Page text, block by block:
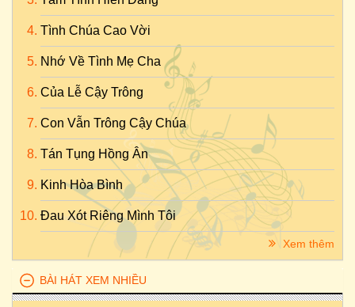
Tình Chúa Cao Vời
Nhớ Về Tình Mẹ Cha
Của Lễ Cậy Trông
Con Vẫn Trông Cậy Chúa
Tán Tụng Hồng Ân
Kinh Hòa Bình
Đau Xót Riêng Mình Tôi
Xem thêm
BÀI HÁT XEM NHIỀU